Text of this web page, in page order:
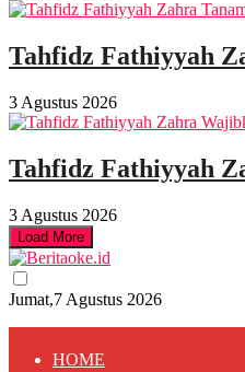
Tahfidz Fathiyyah
3 Agustus 2026
Tahfidz Fathiyyah
3 Agustus 2026
Load More
Jumat,7 Agustus 2026
HOME